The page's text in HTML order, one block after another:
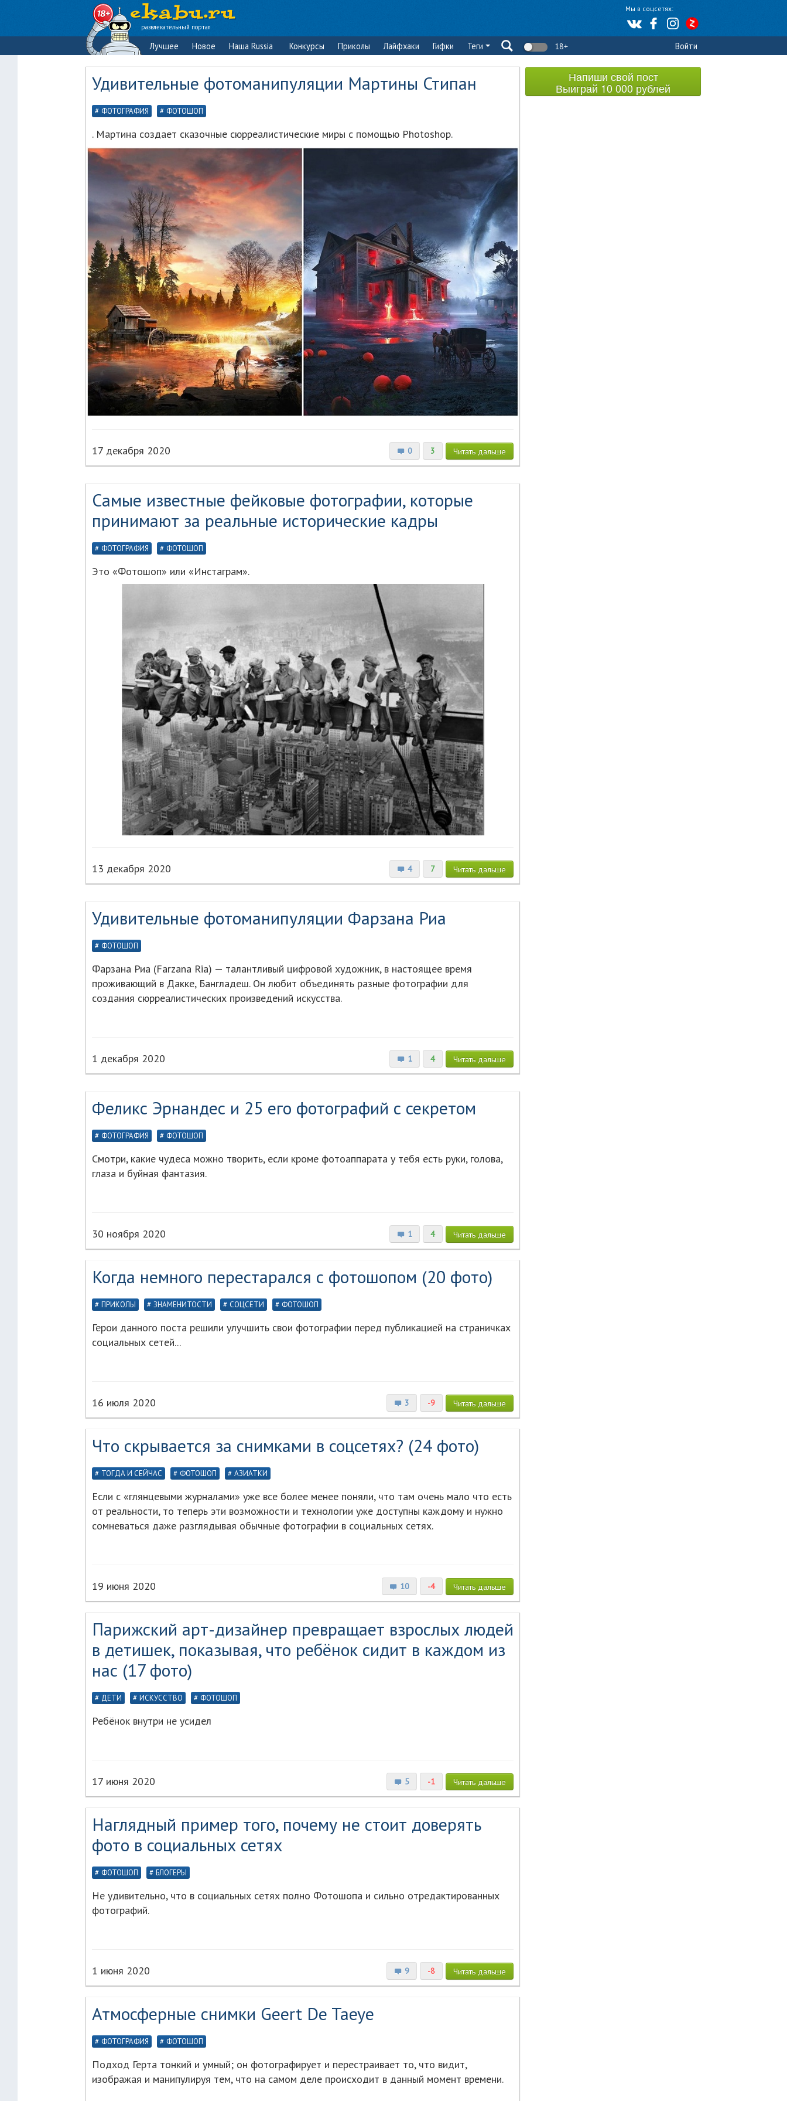
Мы в соцсетях:
развлекательный портал
Лучшее Новое Наша Russia Конкурсы Приколы Лайфхаки Гифки Теги 18+ Войти
Удивительные фотоманипуляции Мартины Стипан
ФОТОГРАФИЯ ФОТОШОП
. Мартина создает сказочные сюрреалистические миры с помощью Photoshop.
0 3 Читать дальше
17 декабря 2020
Самые известные фейковые фотографии, которые
принимают за реальные исторические кадры
ФОТОГРАФИЯ ФОТОШОП
Это «Фотошоп» или «Инстаграм».
4 7 Читать дальше
13 декабря 2020
Удивительные фотоманипуляции Фарзана Риа
ФОТОШОП
Фарзана Риа (Farzana Ria) — талантливый цифровой художник, в настоящее время
проживающий в Дакке, Бангладеш. Он любит объединять разные фотографии для
создания сюрреалистических произведений искусства.
1 4 Читать дальше
1 декабря 2020
Феликс Эрнандес и 25 его фотографий с секретом
ФОТОГРАФИЯ ФОТОШОП
Смотри, какие чудеса можно творить, если кроме фотоаппарата у тебя есть руки, голова,
глаза и буйная фантазия.
1 4 Читать дальше
30 ноября 2020
Когда немного перестарался с фотошопом (20 фото)
ПРИКОЛЫ ЗНАМЕНИТОСТИ СОЦСЕТИ ФОТОШОП
Герои данного поста решили улучшить свои фотографии перед публикацией на страничках
социальных сетей...
3 -9 Читать дальше
16 июля 2020
Что скрывается за снимками в соцсетях? (24 фото)
ТОГДА И СЕЙЧАС ФОТОШОП АЗИАТКИ
Если с «глянцевыми журналами» уже все более менее поняли, что там очень мало что есть
от реальности, то теперь эти возможности и технологии уже доступны каждому и нужно
сомневаться даже разглядывая обычные фотографии в социальных сетях.
10 -4 Читать дальше
19 июня 2020
Парижский арт-дизайнер превращает взрослых людей
в детишек, показывая, что ребёнок сидит в каждом из
нас (17 фото)
ДЕТИ ИСКУССТВО ФОТОШОП
Ребёнок внутри не усидел
5 -1 Читать дальше
17 июня 2020
Наглядный пример того, почему не стоит доверять
фото в социальных сетях
ФОТОШОП БЛОГЕРЫ
Не удивительно, что в социальных сетях полно Фотошопа и сильно отредактированных
фотографий.
9 -8 Читать дальше
1 июня 2020
Атмосферные снимки Geert De Taeye
ФОТОГРАФИЯ ФОТОШОП
Подход Герта тонкий и умный; он фотографирует и перестраивает то, что видит,
изображая и манипулируя тем, что на самом деле происходит в данный момент времени.
Напиши свой пост
Выиграй 10 000 рублей